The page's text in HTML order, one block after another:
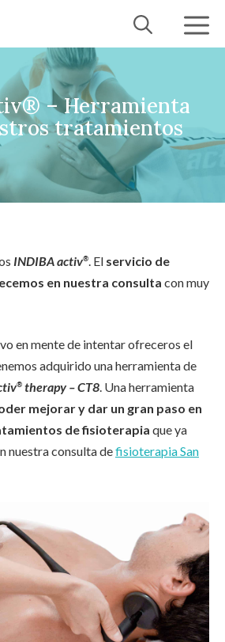
– Herramienta
tratamientos
INDIBA activ®. El servicio de
en nuestra consulta con muy
en mente de intentar ofreceros el
adquirido una herramienta de
® therapy – CT8. Una herramienta
mejorar y dar un gran paso en
de fisioterapia que ya
nuestra consulta defisioterapia San